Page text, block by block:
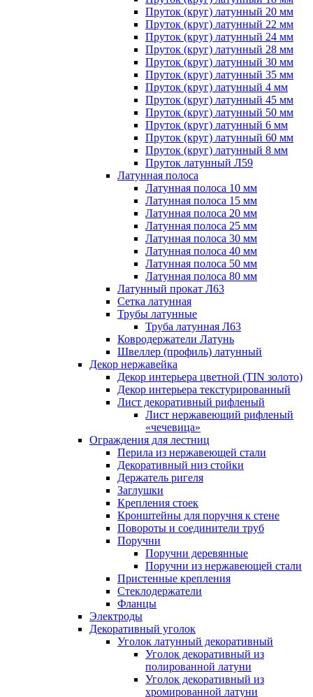
Пруток (круг) латунный 20 мм
Пруток (круг) латунный 22 мм
Пруток (круг) латунный 24 мм
Пруток (круг) латунный 28 мм
Пруток (круг) латунный 30 мм
Пруток (круг) латунный 35 мм
Пруток (круг) латунный 4 мм
Пруток (круг) латунный 45 мм
Пруток (круг) латунный 50 мм
Пруток (круг) латунный 6 мм
Пруток (круг) латунный 60 мм
Пруток (круг) латунный 8 мм
Пруток латунный Л59
Латунная полоса
Латунная полоса 10 мм
Латунная полоса 15 мм
Латунная полоса 20 мм
Латунная полоса 25 мм
Латунная полоса 30 мм
Латунная полоса 40 мм
Латунная полоса 50 мм
Латунная полоса 80 мм
Латунный прокат Л63
Сетка латунная
Трубы латунные
Труба латунная Л63
Ковродержатели Латунь
Швеллер (профиль) латунный
Декор нержавейка
Декор интерьера цветной (TIN золото)
Декор интерьера текстурированный
Лист декоративный рифленый
Лист нержавеющий рифленый
«чечевица»
Ограждения для лестниц
Перила из нержавеющей стали
Декоративный низ стойки
Держатель ригеля
Заглушки
Крепления стоек
Кронштейны для поручня к стене
Повороты и соединители труб
Поручни
Поручни деревянные
Поручни из нержавеющей стали
Пристенные крепления
Стеклодержатели
Фланцы
Электроды
Декоративный уголок
Уголок латунный декоративный
Уголок декоративный из
полированной латуни
Уголок декоративный из
хромированной латуни